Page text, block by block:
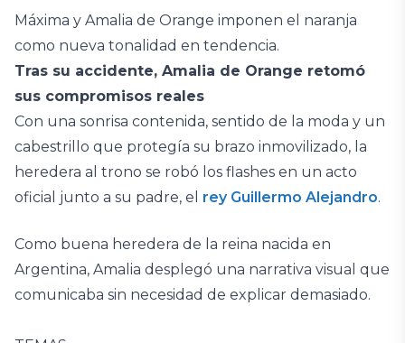
Máxima y Amalia de Orange imponen el naranja
como nueva tonalidad en tendencia.
Tras su accidente, Amalia de Orange retomó
sus compromisos reales
Con una sonrisa contenida, sentido de la moda y un
cabestrillo que protegía su brazo inmovilizado, la
heredera al trono se robó los flashes en un acto
oficial junto a su padre, el rey Guillermo Alejandro.
Como buena heredera de la reina nacida en
Argentina, Amalia desplegó una narrativa visual que
comunicaba sin necesidad de explicar demasiado.